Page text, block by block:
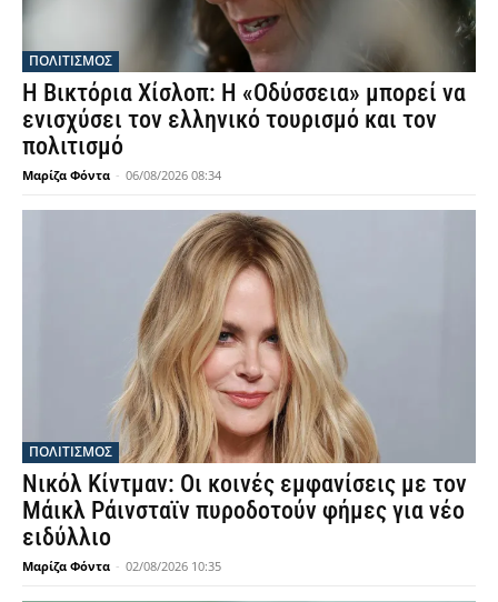
ΠΟΛΙΤΙΣΜΟΣ
Η Βικτόρια Χίσλοπ: Η «Οδύσσεια» μπορεί να
ενισχύσει τον ελληνικό τουρισμό και τον
πολιτισμό
Μαρίζα Φόντα - 06/08/2026 08:34
ΠΟΛΙΤΙΣΜΟΣ
Νικόλ Κίντμαν: Οι κοινές εμφανίσεις με τον
Μάικλ Ράινσταϊν πυροδοτούν φήμες για νέο
ειδύλλιο
Μαρίζα Φόντα - 02/08/2026 10:35